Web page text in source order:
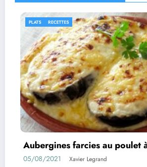
poulet à la béchamel